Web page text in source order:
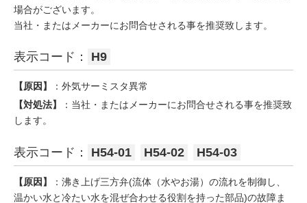
場合がございます。
当社・またはメーカーにお問合せされる事を推奨致します。
表示コード： H9
【原因】
：外気サーミスタ異常
【対処法】
：当社・またはメーカーにお問合せされる事を推奨致
します。
表示コード： H54-01 H54-02 H54-03
【原因】
：沸き上げ三方弁(流体（水やお湯）の流れを制御し、
温かい水と冷たい水を混ぜ合わせる役割を持った部品)の故障ま